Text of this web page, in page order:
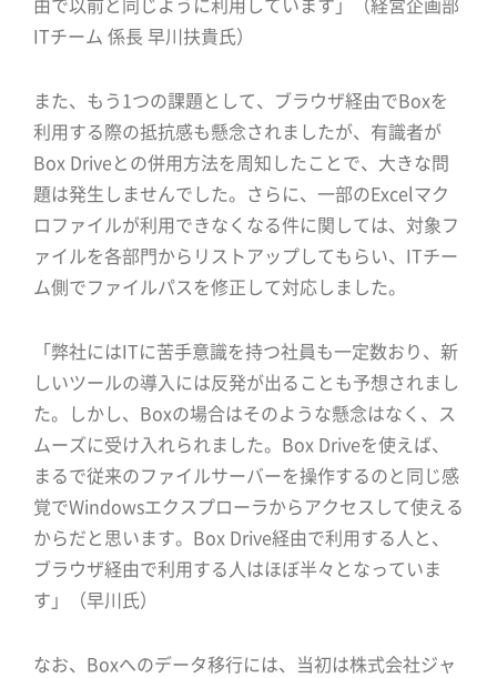
由で以前と同じように利用しています」（経営企画部
ITチーム 係長 早川扶貴氏）
また、もう1つの課題として、ブラウザ経由でBoxを
利用する際の抵抗感も懸念されましたが、有識者が
Box Driveとの併用方法を周知したことで、大きな問
題は発生しませんでした。さらに、一部のExcelマク
ロファイルが利用できなくなる件に関しては、対象フ
ァイルを各部門からリストアップしてもらい、ITチー
ム側でファイルパスを修正して対応しました。
「弊社にはITに苦手意識を持つ社員も一定数おり、新
しいツールの導入には反発が出ることも予想されまし
た。しかし、Boxの場合はそのような懸念はなく、ス
ムーズに受け入れられました。Box Driveを使えば、
まるで従来のファイルサーバーを操作するのと同じ感
覚でWindowsエクスプローラからアクセスして使える
からだと思います。Box Drive経由で利用する人と、
ブラウザ経由で利用する人はほぼ半々となっていま
す」（早川氏）
なお、Boxへのデータ移行には、当初は株式会社ジャ